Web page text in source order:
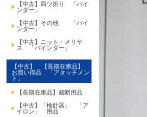
【中古】四ツ折り 「バイ
ンダー」
【中古】その他 「バイ
ンダー」
【中古】ニット・メリヤ
ス 「バインダー」
【中古】 【長期在庫品】
お買い得品 「アタッチメン
ト」
【長期在庫品】裁断用品
【中古】「検針器」 「ア
イロン」 用品